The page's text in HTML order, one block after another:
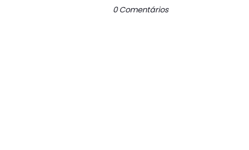
0 Comentários